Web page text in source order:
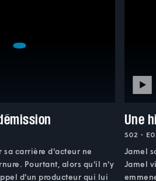
sa carrière d'acteur ne
Pourtant, alors qu'il n'y
d'un producteur qui lui
Une
S02 •
Jamel
Jamel